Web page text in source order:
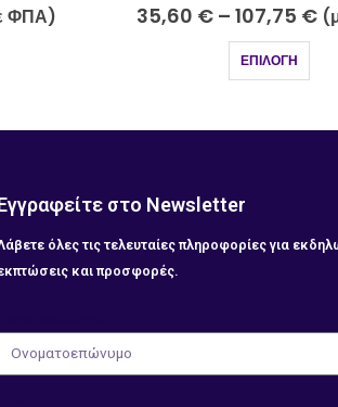
ΦΠΑ) 62,50 € – 159,65 €
ΕΠΙΛΟΓΉ
στο Newsletter
όλες τις τελευταίες πληροφορίες για
και προσφορές.